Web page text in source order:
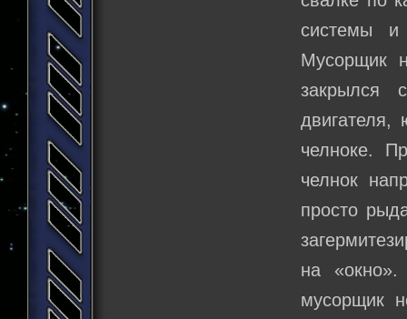
системы и
Мусорщик
закрылся
челноке.
челнок
просто
на
мусорщик